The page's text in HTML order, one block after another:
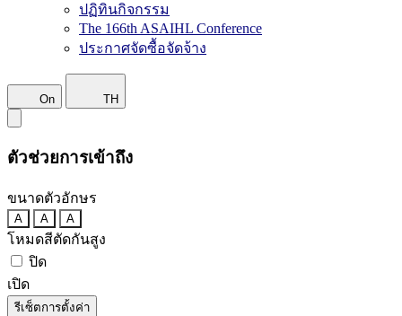
ปฏิทินกิจกรรม
The 166th ASAIHL Conference
ประกาศจัดซื้อจัดจ้าง
On TH
ตัวช่วยการเข้าถึง
ขนาดตัวอักษร
A A A
โหมดสีตัดกันสูง
ปิด
เปิด
รีเซ็ตการตั้งค่า